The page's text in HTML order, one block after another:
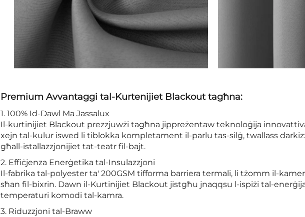
Premium Avvantaggi tal-Kurtenijiet Blackout tagħna:
1. 100% Id-Dawl Ma Jassalux
Il-kurtinijiet Blackout prezzjuwżi tagħna jippreżentaw teknoloġija
xejn tal-kulur iswed li tiblokka kompletament il-parlu tas-silġ, twallass
għall-istallazzjonijiet tat-teatr fil-bajt.
2. Effiċjenza Enerġetika tal-Insulazzjoni
Il-fabrika tal-polyester ta' 200GSM tifforma barriera termali, li tżomm il-
sħan fil-bixrin. Dawn il-Kurtinijiet Blackout jistgħu jnaqqsu l-ispiżi tal-
temperaturi komodi tal-kamra.
3. Riduzzjoni tal-Braww